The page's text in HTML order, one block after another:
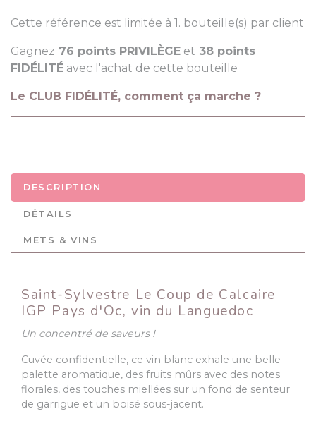
Cette référence est limitée à 1. bouteille(s) par client
Gagnez 76 points PRIVILÈGE et 38 points
FIDÉLITÉ avec l'achat de cette bouteille
Le CLUB FIDÉLITÉ, comment ça marche ?
DESCRIPTION
DÉTAILS
METS & VINS
Saint-Sylvestre Le Coup de Calcaire
IGP Pays d'Oc, vin du Languedoc
Un concentré de saveurs !
Cuvée confidentielle, ce vin blanc exhale une belle
palette aromatique, des fruits mûrs avec des notes
florales, des touches miellées sur un fond de senteur
de garrigue et un boisé sous-jacent.